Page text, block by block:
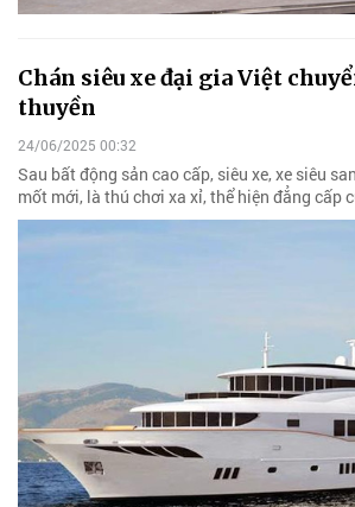
Chán siêu xe đại gia Việt
thuyền
24/06/2025 00:32
Sau bất động sản cao cấp, siêu xe, xe siêu
mốt mới, là thú chơi xa xỉ, thể hiện đẳng cấp